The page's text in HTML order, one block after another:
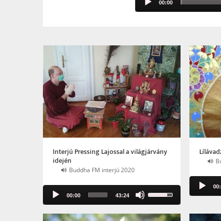
Player
00:00
Interjú Pressing Lajossal a világjárvány
idején
Buddha FM interjú 2020
Audio
Player
00:00 43:24
Arrow
Audio
Player